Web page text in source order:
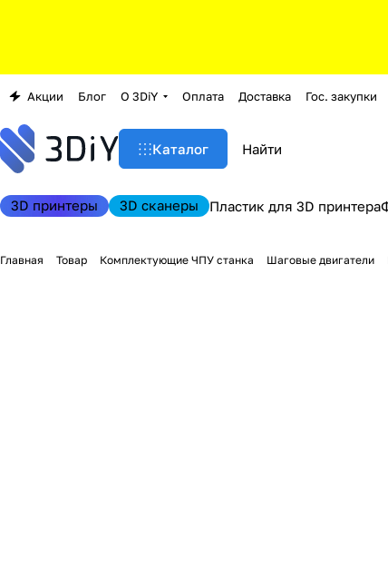
Акции Блог О 3DiY Оплата Доставка Гос. закупки
Каталог
3D принтеры 3D сканеры Пластик для 3D принтера
Главная Товар Комплектующие ЧПУ станка Шаговые двигатели